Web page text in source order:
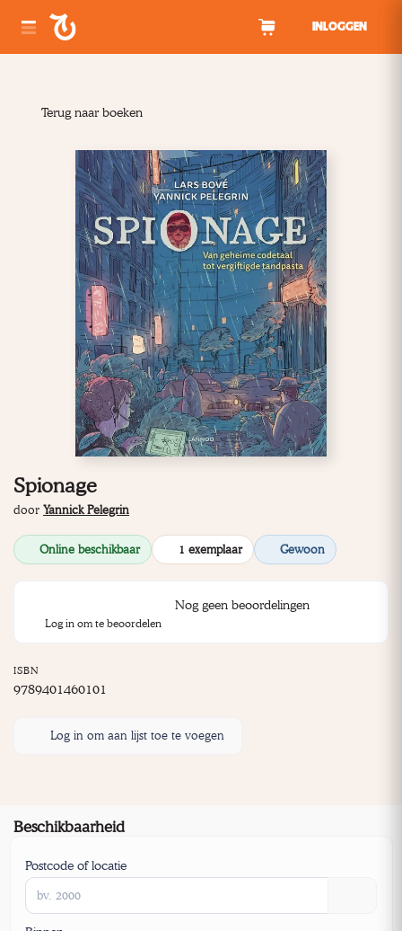
INLOGGEN
Terug naar boeken
Spionage
door Yannick Pelegrin
Online beschikbaar 1 exemplaar Gewoon
Nog geen beoordelingen
Log in om te beoordelen
ISBN
9789401460101
Log in om aan lijst toe te voegen
Beschikbaarheid
Postcode of locatie